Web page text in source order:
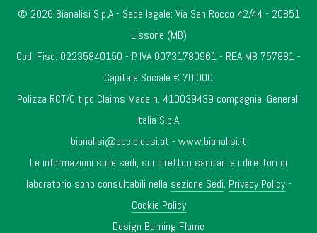
© 2026 Bianalisi S.p.A - Sede legale: Via San Rocco 42/44 - 20851
Lissone (MB)
Cod. Fisc. 02235840150 - P. IVA 00731780961 - REA MB 757881 -
Capitale Sociale € 70.000
Polizza RCT/O tipo Claims Made n. 410039439 compagnia: Generali
Italia S.p.A.
bianalisi@pec.eleusi.at - www.bianalisi.it
Le informazioni sulle sedi, sui direttori sanitari e i direttori di
laboratorio sono consultabili nella sezione Sedi. Privacy Policy-
Cookie Policy
Design Burning Flame